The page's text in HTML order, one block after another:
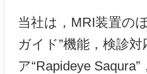
当社は，MRI装置の
ガイド”機能，検診
ア“Rapideye